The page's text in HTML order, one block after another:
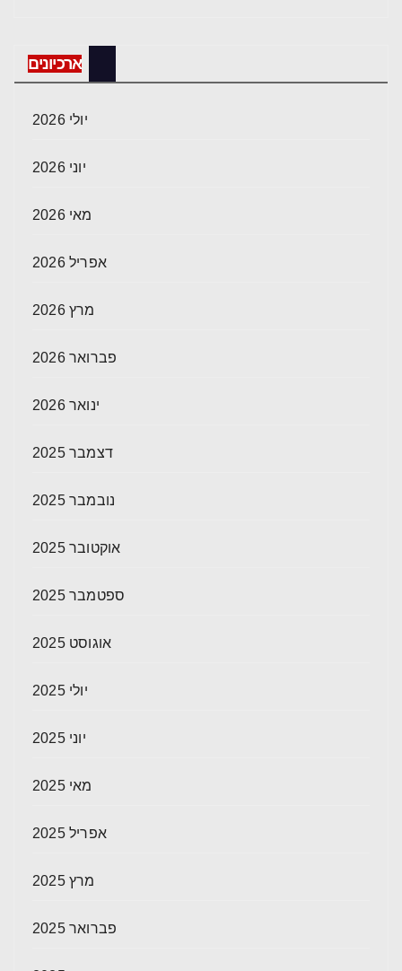
ארכיונים
יולי 2026
יוני 2026
מאי 2026
אפריל 2026
מרץ 2026
פברואר 2026
ינואר 2026
דצמבר 2025
נובמבר 2025
אוקטובר 2025
ספטמבר 2025
אוגוסט 2025
יולי 2025
יוני 2025
מאי 2025
אפריל 2025
מרץ 2025
פברואר 2025